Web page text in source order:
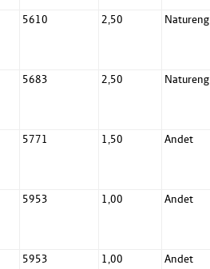
5610 2,50 Natureng
5683 2,50 Natureng
5771 1,50 Andet
5953 1,00 Andet
5953 1,00 Andet